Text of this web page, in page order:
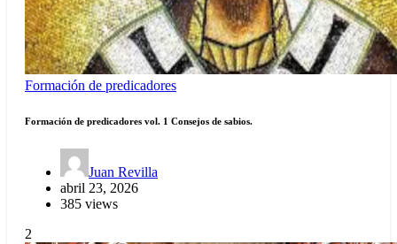
Formación de predicadores
Formación de predicadores vol. 1 Consejos de sabios.
Juan Revilla
abril 23, 2026
385 views
2